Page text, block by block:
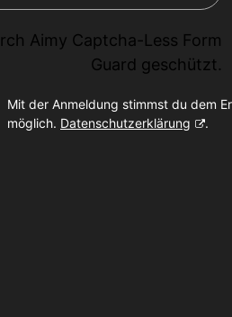
Aimy Captcha-Less Form
Guard geschützt.
Mit der Anmeldung stimmst du dem
möglich. Datenschutzerklärung .